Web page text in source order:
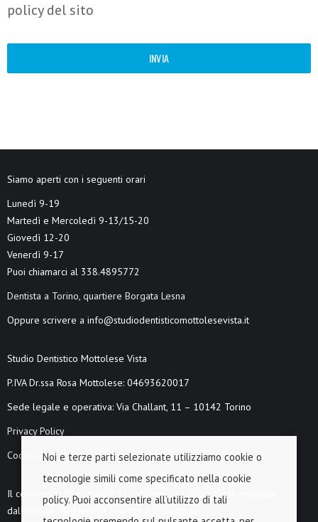
policy del sito
Siamo aperti con i seguenti orari
Lunedì 9-19
Martedì e Mercoledì 9-13/15-20
Giovedì 12-20
Venerdì 9-17
Puoi chiamarci al 338.4895772
Dentista a Torino, quartiere Borgata Lesna
Oppure scrivere a info@studiodentisticomottolesevista.it
Studio Dentistico Mottolese Vista
P.IVA Dr.ssa Rosa Mottolese: 04693620017
Sede legale e operativa: Via Challant, 11 – 10142 Torino
Privacy Policy
Cookie Policy
Il contenuto del sito web è conforme alle linee guida emanate
dall’Ordine dei Medici Chirurghi e Odontoiatri.
Noi e terze parti selezionate utilizziamo cookie o
tecnologie simili come specificato nella cookie
policy. Puoi acconsentire all’utilizzo di tali